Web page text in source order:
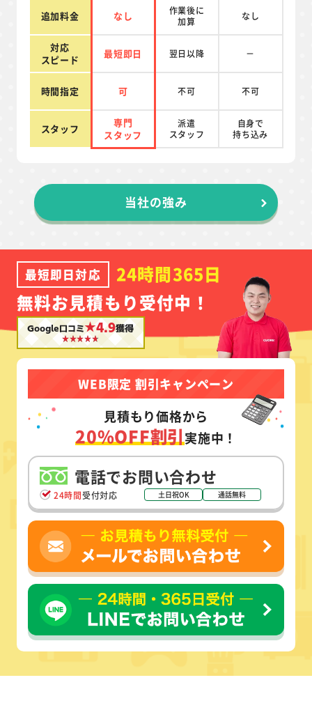
追加料金 なし
作業後に
加算
なし
対応
スピード
最短即日 翌日以降 －
時間指定 可 不可 不可
スタッフ
専門
スタッフ
派遣
スタッフ
自身で
持ち込み
当社の強み
最短即日対応
24時間365日
無料お見積もり受付中！
Google口コミ★4.9獲得
WEB限定 割引キャンペーン
見積もり価格から
20%OFF割引実施中！
電話でお問い合わせ
24時間受付対応 土日祝OK 通話無料